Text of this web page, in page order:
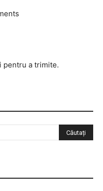
pentru a trimite.